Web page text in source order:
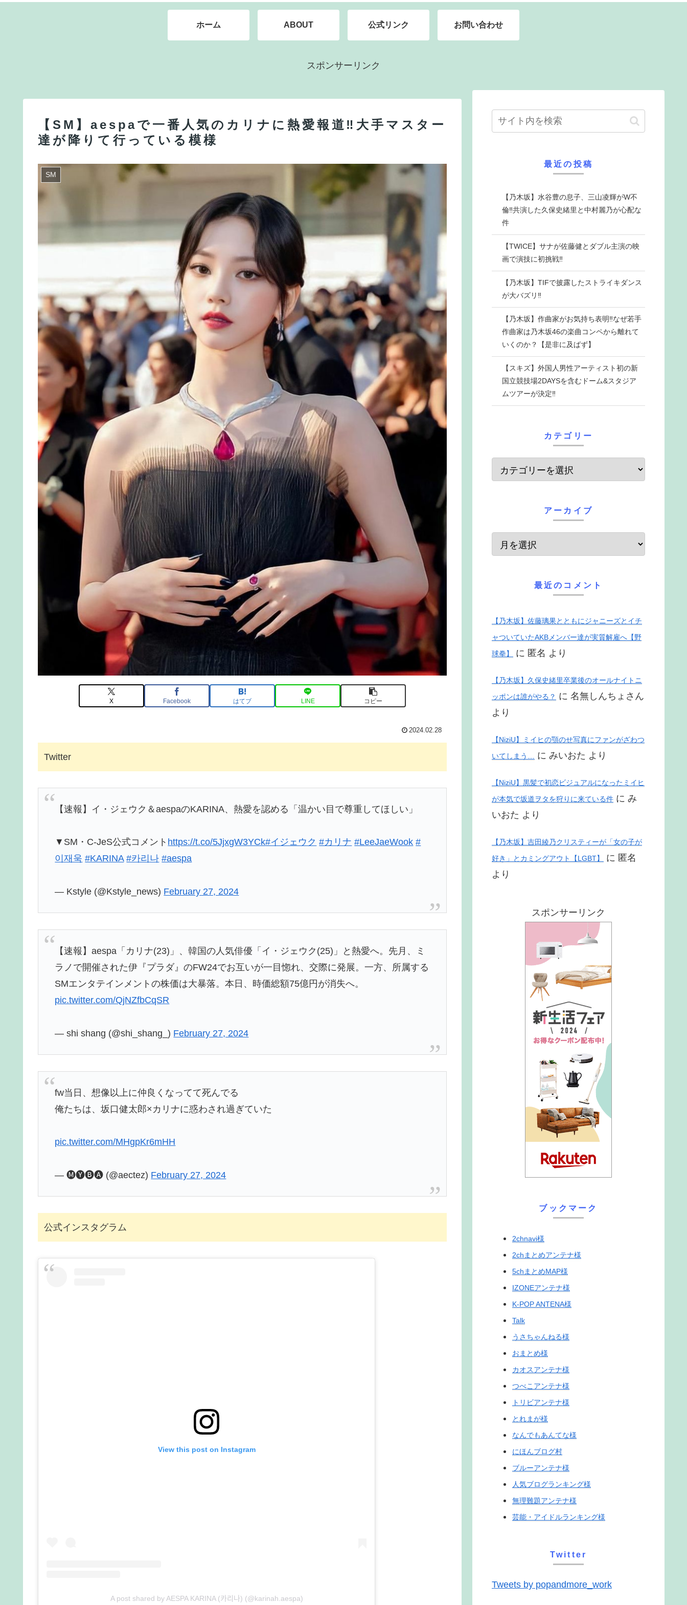
ホーム ABOUT 公式リンク お問い合わせ
スポンサーリンク
【SM】aespaで一番人気のカリナに熱愛報道‼大手マスター
達が降りて行っている模様
SM
X Facebook はてブ LINE コピー
2024.02.28
Twitter
【速報】イ・ジェウク＆aespaのKARINA、熱愛を認める「温かい目で尊重してほしい」
▼SM・C-JeS公式コメント https://t.co/5JjxgW3YCk#イジェウク #カリナ #LeeJaeWook #
이재욱 #KARINA #카리나 #aespa
— Kstyle (@Kstyle_news) February 27, 2024
【速報】aespa「カリナ(23)」、韓国の人気俳優「イ・ジェウク(25)」と熱愛へ。先月、ミ
ラノで開催された伊『プラダ』のFW24でお互いが一目惚れ、交際に発展。一方、所属する
SMエンタテインメントの株価は大暴落。本日、時価総額75億円が消失へ。
pic.twitter.com/QjNZfbCqSR
— shi shang (@shi_shang_) February 27, 2024
fw当日、想像以上に仲良くなってて死んでる
俺たちは、坂口健太郎×カリナに惑わされ過ぎていた
pic.twitter.com/MHgpKr6mHH
— 🅜🅨🅑🅐 (@aectez) February 27, 2024
公式インスタグラム
View this post on Instagram
A post shared by AESPA KARINA (카리나) (@karinah.aespa)
最近の投稿
【乃木坂】水谷豊の息子、三山凌輝がW不
倫‼共演した久保史緒里と中村麗乃が心配な
件
【TWICE】サナが佐藤健とダブル主演の映
画で演技に初挑戦‼
【乃木坂】TIFで披露したストライキダンス
が大バズリ‼
【乃木坂】作曲家がお気持ち表明‼なぜ若手
作曲家は乃木坂46の楽曲コンペから離れて
いくのか？【是非に及ばず】
【スキズ】外国人男性アーティスト初の新
国立競技場2DAYSを含むドーム&スタジア
ムツアーが決定‼
カテゴリー
アーカイブ
最近のコメント
【乃木坂】佐藤璃果とともにジャニーズとイチ
ャついていたAKBメンバー達が実質解雇へ【野
球拳】
に 匿名 より
【乃木坂】久保史緒里卒業後のオールナイトニ
ッポンは誰がやる？ に 名無しんちょさん
より
【NiziU】ミイヒの顎のせ写真にファンがざわつ
いてしまう… に みいおた より
【NiziU】黒髪で初恋ビジュアルになったミイヒ
が本気で坂道ヲタを狩りに来ている件 に み
いおた より
【乃木坂】吉田綾乃クリスティーが「女の子が
好き」とカミングアウト【LGBT】
に 匿名
より
スポンサーリンク
ブックマーク
2chnavi様
2chまとめアンテナ様
5chまとめMAP様
IZONEアンテナ様
K-POP ANTENA様
Talk
うさちゃんねる様
おまとめ様
カオスアンテナ様
つべこアンテナ様
トリビアンテナ様
とれまが様
なんでもあんてな様
にほんブログ村
ブルーアンテナ様
人気ブログランキング様
無理難題アンテナ様
芸能・アイドルランキング様
Twitter
Tweets by popandmore_work